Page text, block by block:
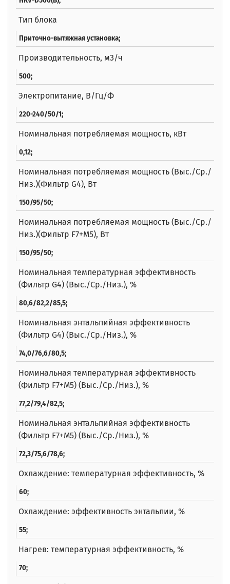
Тип блока
Приточно-вытяжная установка;
Производительность, м3/ч
500;
Электропитание, В/Гц/Ф
220-240/50/1;
Номинальная потребляемая мощность, кВт
0,12;
Номинальная потребляемая мощность (Выс./Ср./
Низ.)(Фильтр G4), Вт
150/95/50;
Номинальная потребляемая мощность (Выс./Ср./
Низ.)(Фильтр F7+M5), Вт
150/95/50;
Номинальная температурная эффективность
(Фильтр G4) (Выс./Ср./Низ.), %
80,6/82,2/85,5;
Номинальная энтальпийная эффективность
(Фильтр G4) (Выс./Ср./Низ.), %
74,0/76,6/80,5;
Номинальная температурная эффективность
(Фильтр F7+M5) (Выс./Ср./Низ.), %
77,2/79,4/82,5;
Номинальная энтальпийная эффективность
(Фильтр F7+M5) (Выс./Ср./Низ.), %
72,3/75,6/78,6;
Охлаждение: температурная эффективность, %
60;
Охлаждение: эффективность энтальпии, %
55;
Нагрев: температурная эффективность, %
70;